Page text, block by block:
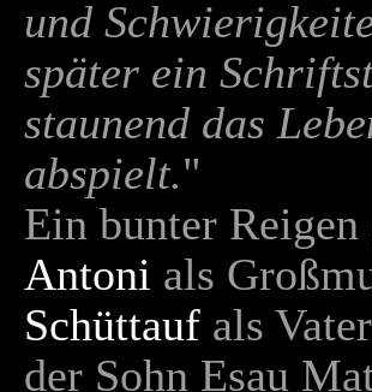
und
später ein
staunend das
abspielt."
Ein bunter
Antoni als
Schüttauf als
der Sohn Esau